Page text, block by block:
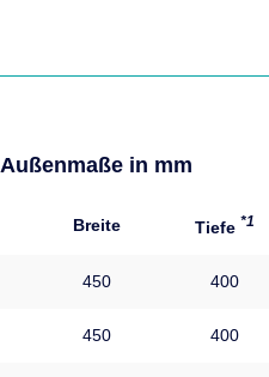
Außenmaße in mm
Breite Tiefe *1
450 400
450 400